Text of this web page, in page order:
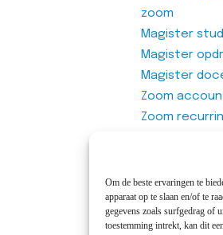
Om de beste ervaringen te
apparaat op te slaan en/of te
gegevens zoals surfgedrag of
toestemming intrekt, kan dit
zoom
Magister
Magister
Magister
Zoom
Zoom
Vragenlijst